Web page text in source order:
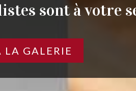
sont à votre
LA GALERIE